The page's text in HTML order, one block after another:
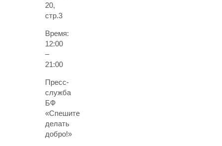
20,
стр.3
Время:
12:00
–
21:00
Пресс-
служба
БФ
«Спешите
делать
добро!»